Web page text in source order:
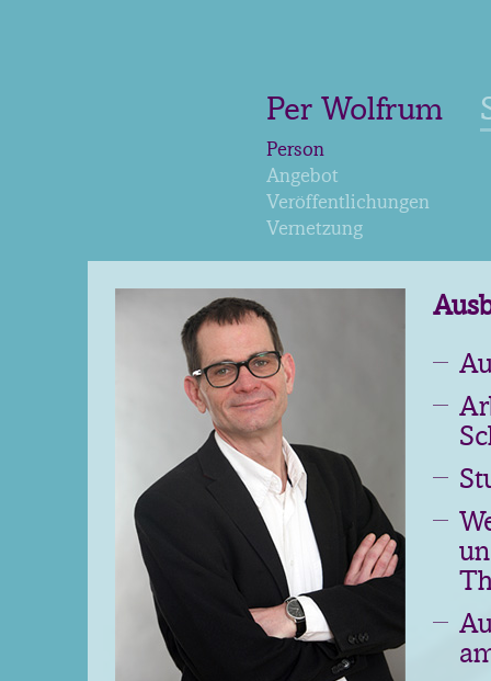
Per Wolfrum
Person
Angebot
Veröffentlichungen
Vernetzung